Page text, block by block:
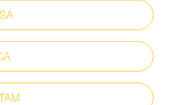
Innensohle (recycelt)
300 °C
200 Joule